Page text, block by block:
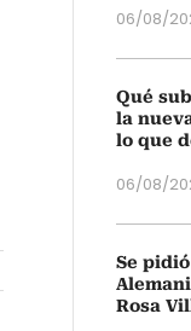
06/08/
Qué
la
lo que
06/08/
Se
Rosa